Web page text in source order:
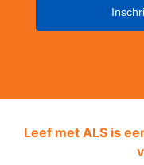
Leef met ALS is